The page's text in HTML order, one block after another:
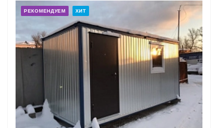
РЕКОМЕНДУЕМ ХИТ